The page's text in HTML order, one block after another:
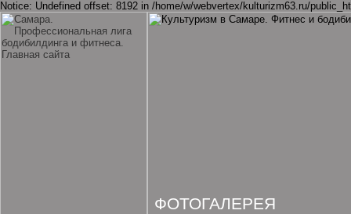
Notice: Undefined offset: 8192 in /home/w/webvertex/kulturizm63.ru/
ФОТОГАЛЕРЕЯ